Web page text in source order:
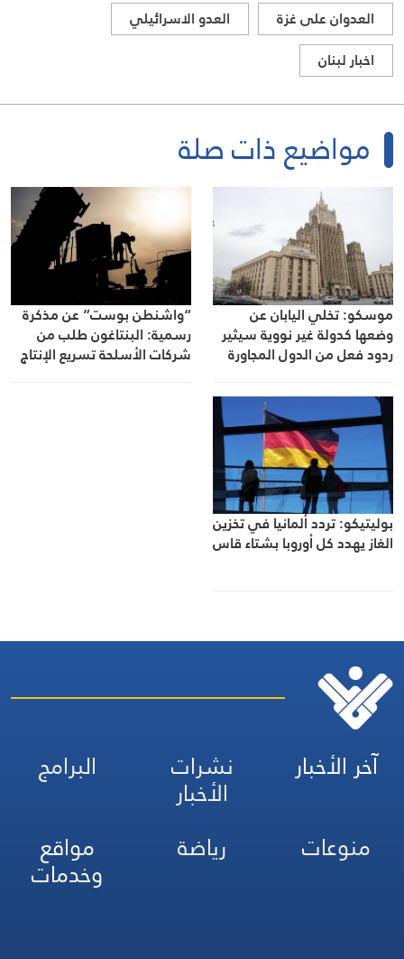
العدوان على غزة
العدو الاسرائيلي
اخبار لبنان
مواضيع ذات صلة
موسكو: تخلي اليابان عن
وضعها كدولة غير نووية سيثير
ردود فعل من الدول المجاورة
“واشنطن بوست” عن مذكرة
رسمية: البنتاغون طلب من
شركات الأسلحة تسريع الإنتاج
بوليتيكو: تردد ألمانيا في تخزين
الغاز يهدد كل أوروبا بشتاء قاس
آخر الأخبار نشرات
الأخبار
البرامج
منوعات
رياضة مواقع
وخدمات